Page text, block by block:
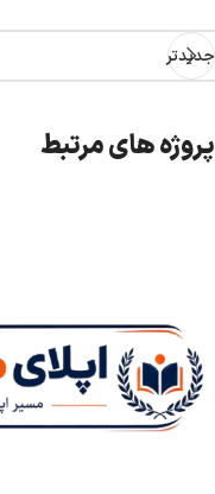
جدیدتر
پروژه های مرتبط